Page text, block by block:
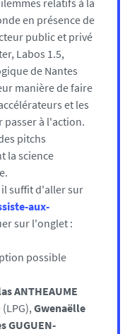
relatifs à la
en présence de
public et privé
Labos 1.5,
de Nantes
manière de faire
et les
à l'action.
pitchs
la science
suffit d'aller sur
aux-
sur l'onglet :
possible
ANTHEAUME
(LPG),Gwenaëlle
GUGUEN-